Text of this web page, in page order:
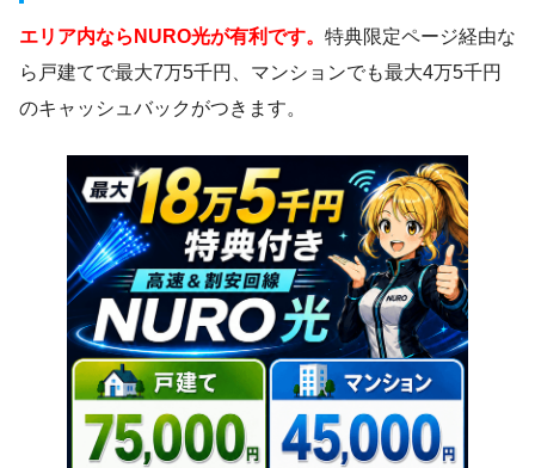
エリア内ならNURO光が有利です。 特典限定ページ経由な
ら戸建てで最大7万5千円、マンションでも最大4万5千円
のキャッシュバックがつきます。